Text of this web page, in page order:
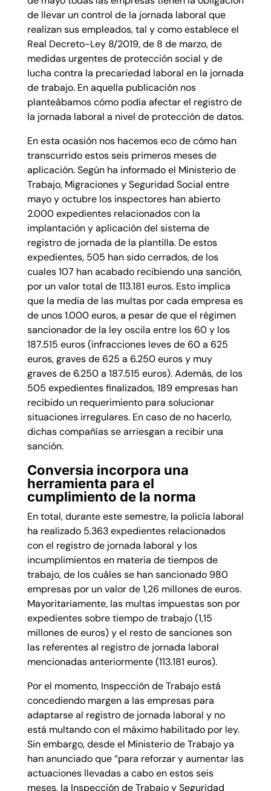
de llevar un control de la jornada laboral que
realizan sus empleados, tal y como establece el
Real Decreto-Ley 8/2019, de 8 de marzo, de
medidas urgentes de protección social y de
lucha contra la precariedad laboral en la jornada
de trabajo. En aquella publicación nos
planteábamos cómo podía afectar el registro de
la jornada laboral a nivel de protección de datos.
En esta ocasión nos hacemos eco de cómo han
transcurrido estos seis primeros meses de
aplicación. Según ha informado el Ministerio de
Trabajo, Migraciones y Seguridad Social entre
mayo y octubre los inspectores han abierto
2.000 expedientes relacionados con la
implantación y aplicación del sistema de
registro de jornada de la plantilla. De estos
expedientes, 505 han sido cerrados, de los
cuales 107 han acabado recibiendo una sanción,
por un valor total de 113.181 euros. Esto implica
que la media de las multas por cada empresa es
de unos 1.000 euros, a pesar de que el régimen
sancionador de la ley oscila entre los 60 y los
187.515 euros (infracciones leves de 60 a 625
euros, graves de 625 a 6.250 euros y muy
graves de 6.250 a 187.515 euros). Además, de los
505 expedientes finalizados, 189 empresas han
recibido un requerimiento para solucionar
situaciones irregulares. En caso de no hacerlo,
dichas compañías se arriesgan a recibir una
sanción.
Conversia incorpora una
herramienta para el
cumplimiento de la norma
En total, durante este semestre, la policía laboral
ha realizado 5.363 expedientes relacionados
con el registro de jornada laboral y los
incumplimientos en materia de tiempos de
trabajo, de los cuáles se han sancionado 980
empresas por un valor de 1,26 millones de euros.
Mayoritariamente, las multas impuestas son por
expedientes sobre tiempo de trabajo (1,15
millones de euros) y el resto de sanciones son
las referentes al registro de jornada laboral
mencionadas anteriormente (113.181 euros).
Por el momento, Inspección de Trabajo está
concediendo margen a las empresas para
adaptarse al registro de jornada laboral y no
está multando con el máximo habilitado por ley.
Sin embargo, desde el Ministerio de Trabajo ya
han anunciado que “para reforzar y aumentar las
actuaciones llevadas a cabo en estos seis
meses, la Inspección de Trabajo y Seguridad